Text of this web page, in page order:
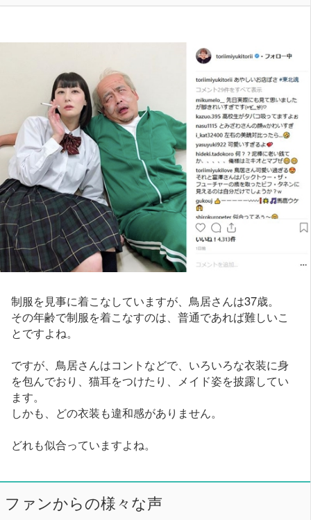
制服を見事に着こなしていますが、鳥居さんは37歳。
その年齢で制服を着こなすのは、普通であれば難しいこ
とですよね。
ですが、鳥居さんはコントなどで、いろいろな衣装に身
を包んでおり、猫耳をつけたり、メイド姿を披露してい
ます。
しかも、どの衣装も違和感がありません。
どれも似合っていますよね。
ファンからの様々な声